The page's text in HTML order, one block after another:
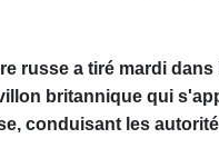
russe a tiré mardi
britannique qui
conduisant les